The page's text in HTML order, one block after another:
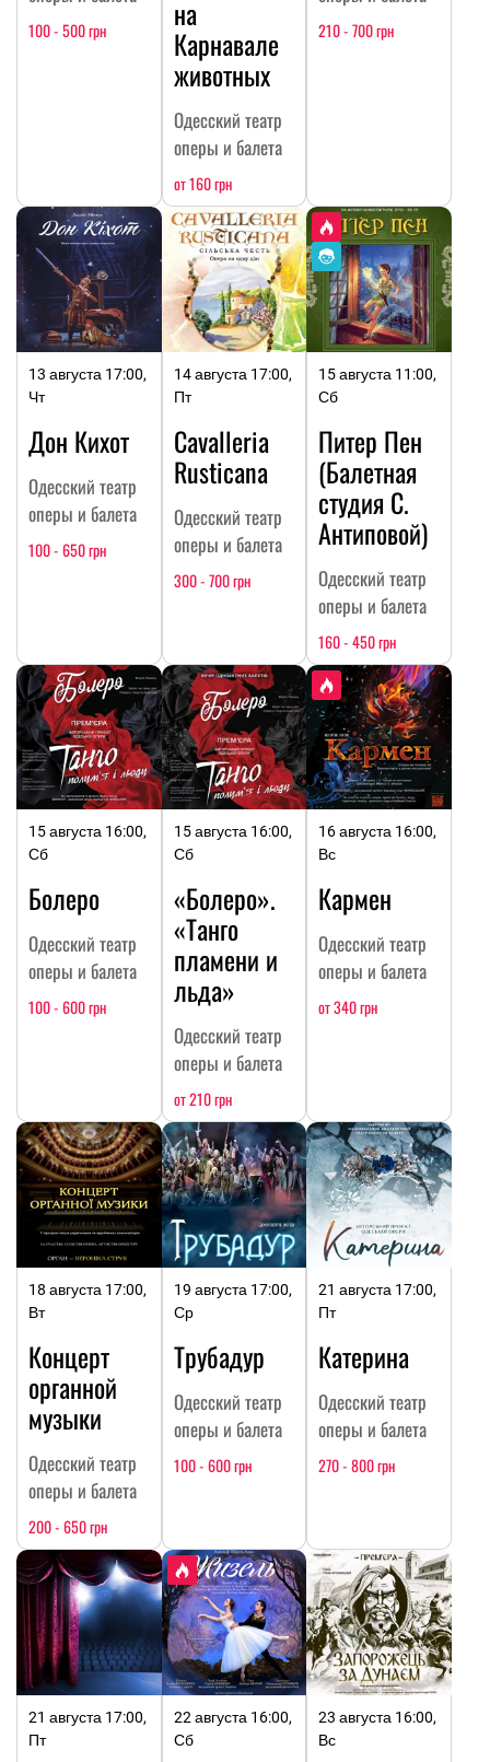
100 - 500 грн на
Карнавале
животных
Одесский театр
оперы и балета
от 160 грн
210 - 700 грн
13 августа 17:00,
Чт
Дон Кихот
Одесский театр
оперы и балета
100 - 650 грн
14 августа 17:00,
Пт
Cavalleria
Rusticana
Одесский театр
оперы и балета
300 - 700 грн
15 августа 11:00,
Сб
Питер Пен
(Балетная
студия С.
Антиповой)
Одесский театр
оперы и балета
160 - 450 грн
15 августа 16:00,
Сб
Болеро
Одесский театр
оперы и балета
100 - 600 грн
15 августа 16:00,
Сб
«Болеро».
«Танго
пламени и
льда»
Одесский театр
оперы и балета
от 210 грн
16 августа 16:00,
Вс
Кармен
Одесский театр
оперы и балета
от 340 грн
18 августа 17:00,
Вт
Концерт
органной
музыки
Одесский театр
оперы и балета
200 - 650 грн
19 августа 17:00,
Ср
Трубадур
Одесский театр
оперы и балета
100 - 600 грн
21 августа 17:00,
Пт
Катерина
Одесский театр
оперы и балета
270 - 800 грн
21 августа 17:00,
Пт
22 августа 16:00,
Сб
23 августа 16:00,
Вс